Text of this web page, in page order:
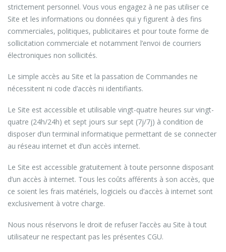
strictement personnel. Vous vous engagez à ne pas utiliser ce
Site et les informations ou données qui y figurent à des fins
commerciales, politiques, publicitaires et pour toute forme de
sollicitation commerciale et notamment l’envoi de courriers
électroniques non sollicités.
Le simple accès au Site et la passation de Commandes ne
nécessitent ni code d’accès ni identifiants.
Le Site est accessible et utilisable vingt-quatre heures sur vingt-
quatre (24h/24h) et sept jours sur sept (7j/7j) à condition de
disposer d’un terminal informatique permettant de se connecter
au réseau internet et d’un accès internet.
Le Site est accessible gratuitement à toute personne disposant
d’un accès à internet. Tous les coûts afférents à son accès, que
ce soient les frais matériels, logiciels ou d’accès à internet sont
exclusivement à votre charge.
Nous nous réservons le droit de refuser l’accès au Site à tout
utilisateur ne respectant pas les présentes CGU.